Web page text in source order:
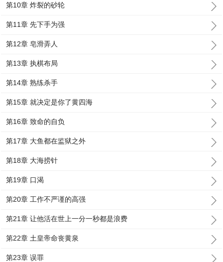
第10章 炸裂的砂轮
第11章 先下手为强
第12章 皂滑弄人
第13章 执棋布局
第14章 熟练杀手
第15章 就决定是你了黄四海
第16章 致命的自负
第17章 大鱼都在监狱之外
第18章 大海捞针
第19章 口渴
第20章 工作不严谨的高强
第21章 让他活在世上一分一秒都是浪费
第22章 土皇帝命丧黄泉
第23章 误罪